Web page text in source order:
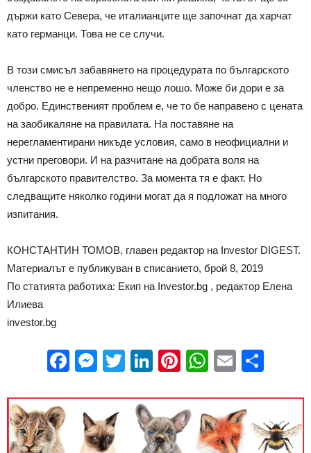
държи като Севера, че италианците ще започнат да харчат
като германци. Това не се случи.
В този смисъл забавянето на процедурата по българското
членство не е непременно нещо лошо. Може би дори е за
добро. Единственият проблем е, че то бе направено с цената
на заобикаляне на правилата. На поставяне на
нерегламентирани никъде условия, само в неофициални и
устни преговори. И на разчитане на добрата воля на
българското правителство. За момента тя е факт. Но
следващите няколко години могат да я подложат на много
изпитания.
КОНСТАНТИН ТОМОВ, главен редактор на Investor DIGEST.
Материалът е публикуван в списанието, брой 8, 2019
По статията работиха: Екип на Investor.bg , редактор Елена
Илиева
investor.bg
Facebook
Messenger
Twitter
LinkedIn
Pinterest
WhatsApp
Email